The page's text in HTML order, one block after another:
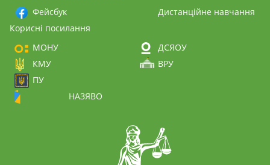
Фейсбук
Дистанційне навчання
Корисні посилання
МОНУ
ДСЯОУ
КМУ
ВРУ
ПУ
НАЗЯВО